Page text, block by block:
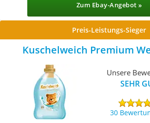
Zum Ebay-Angebot »
Preis-Leistungs-Sieger
Kuschelweich Premium
Unsere
SEHR
30